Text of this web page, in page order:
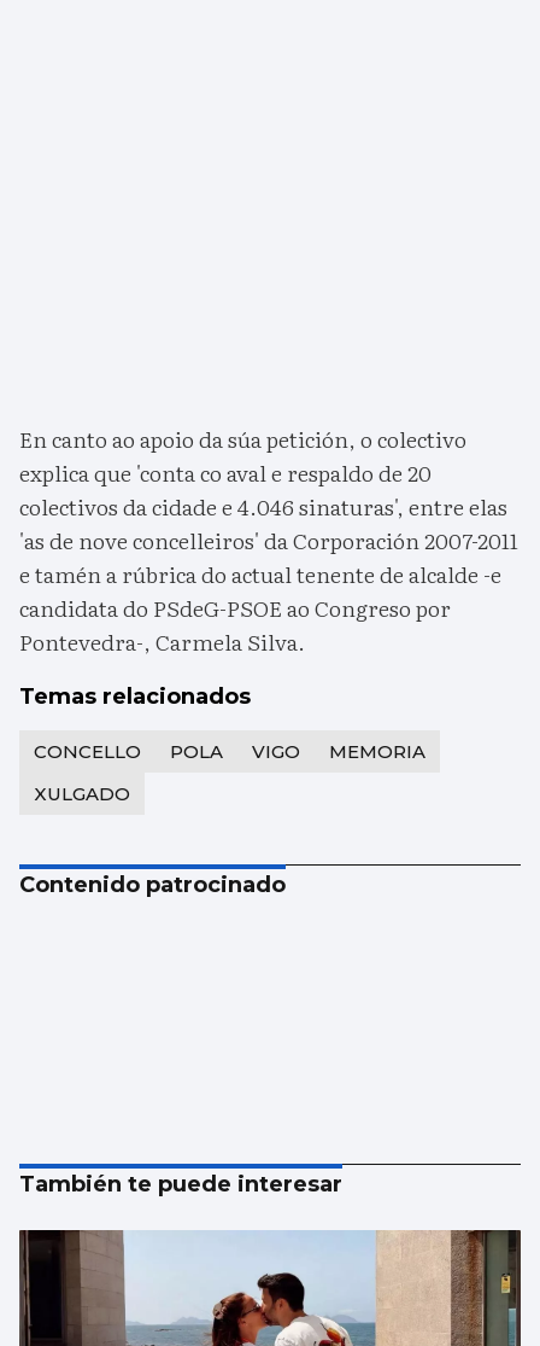
En canto ao apoio da súa petición, o colectivo
explica que 'conta co aval e respaldo de 20
colectivos da cidade e 4.046 sinaturas', entre elas
'as de nove concelleiros' da Corporación 2007-2011
e tamén a rúbrica do actual tenente de alcalde -e
candidata do PSdeG-PSOE ao Congreso por
Pontevedra-, Carmela Silva.
Temas relacionados
CONCELLO POLA VIGO
MEMORIA
XULGADO
Contenido patrocinado
También te puede interesar